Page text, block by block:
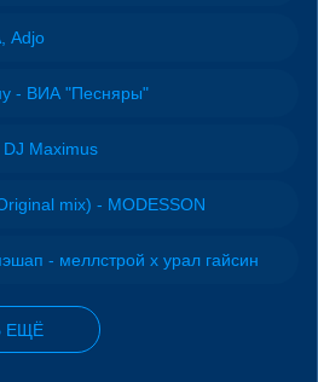
Adjo
- ВИА "Песняры"
Maximus
mix) - MODESSON
- меллстрой х урал гайсин
ЕЩЁ